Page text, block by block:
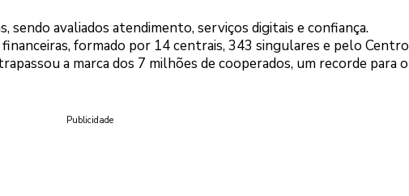
sendo avaliados atendimento, serviços digitais e confiança.
formado por 14 centrais, 343 singulares e pelo Centro
a marca dos 7 milhões de cooperados, um recorde para o
Publicidade